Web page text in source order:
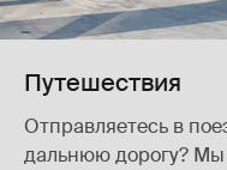
Путешествия
Отправляетесь в
дальнюю дорогу?